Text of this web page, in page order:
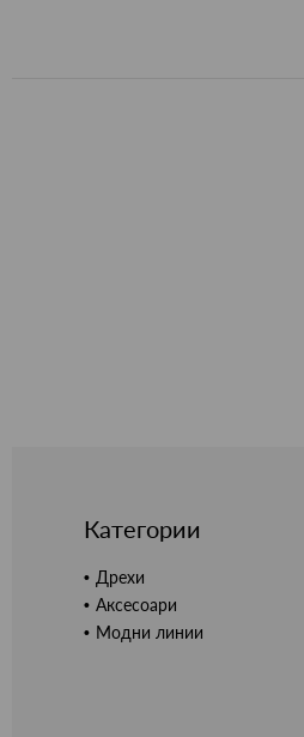
Категории
Дрехи
Аксесоари
Модни линии